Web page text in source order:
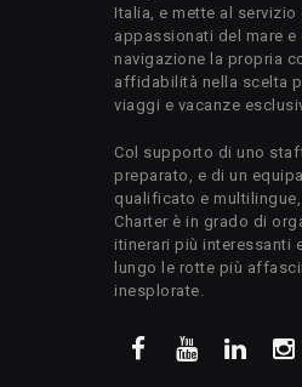
Italia, e mette al servizio
appassionati del mare e
navigazione la propria
affidabilità nella scelta
viaggi e vacanze
Col supporto di uno
preparato, e di un
qualificato e
Charter è in grado di
itinerari più interessanti
lungo le rotte più
inesplorate.